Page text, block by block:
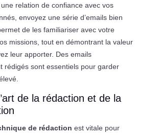
relation de confiance avec vos
envoyez une série d’emails bien
de les familiariser avec votre
missions, tout en démontrant la valeur
leur apporter. Des emails
rédigés sont essentiels pour garder
de la rédaction et de la
de rédaction est vitale pour